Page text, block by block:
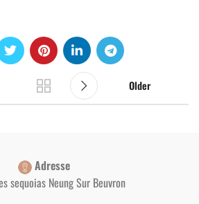
Older
Adresse
sequoias Neung Sur Beuvron